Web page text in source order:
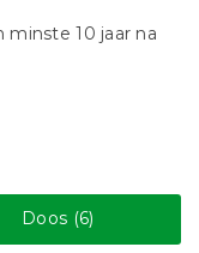
minste 10 jaar na
Doos (6)